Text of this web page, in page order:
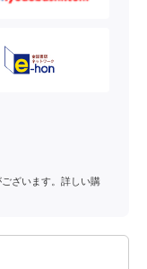
ざいます。詳しい購